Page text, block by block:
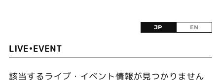
JP EN
LIVE•EVENT
該当するライブ・イベント情報が見つかりません